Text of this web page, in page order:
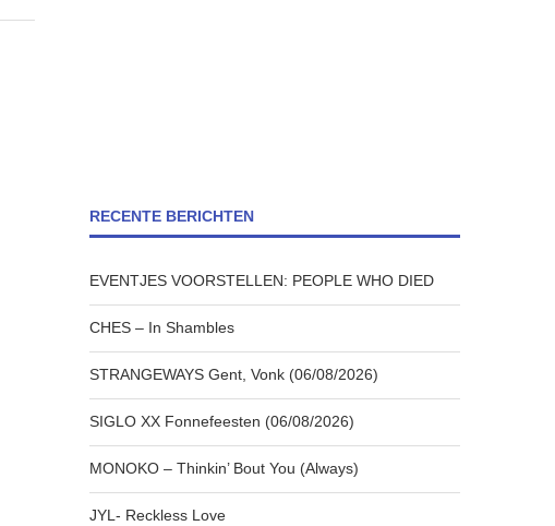
RECENTE BERICHTEN
EVENTJES VOORSTELLEN: PEOPLE WHO DIED
CHES – In Shambles
STRANGEWAYS Gent, Vonk (06/08/2026)
SIGLO XX Fonnefeesten (06/08/2026)
MONOKO – Thinkin’ Bout You (Always)
JYL- Reckless Love